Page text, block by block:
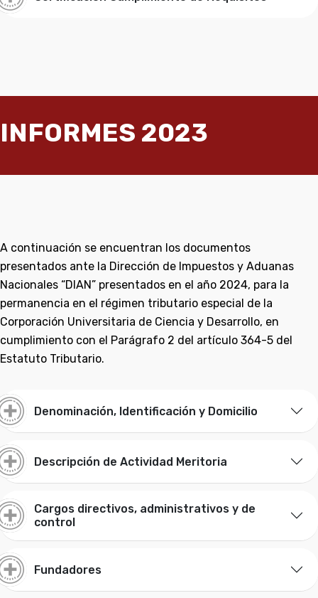
INFORMES 2023
A continuación se encuentran los documentos
presentados ante la Dirección de Impuestos y Aduanas
Nacionales “DIAN” presentados en el año 2024, para la
permanencia en el régimen tributario especial de la
Corporación Universitaria de Ciencia y Desarrollo, en
cumplimiento con el Parágrafo 2 del artículo 364-5 del
Estatuto Tributario.
Denominación, Identificación y Domicilio
Descripción de Actividad Meritoria
Cargos directivos, administrativos y de
control
Fundadores